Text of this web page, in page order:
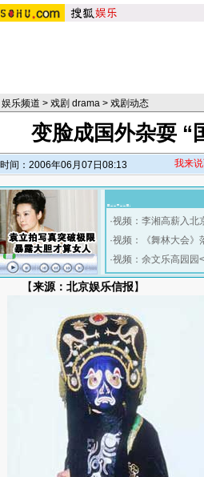
娱乐频道 > 戏剧 drama > 戏剧动态
变脸成国外杂耍 “
时间：2006年06月07日08:13 我来
·视频：李湘高薪入北
·视频：《舞林大会》
·视频：余文乐高园园
【来源：北京娱乐信报】